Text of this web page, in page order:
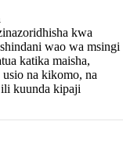
kwa
wao wa msingi
katika maisha,
na kikomo, na
kuunda kipaji